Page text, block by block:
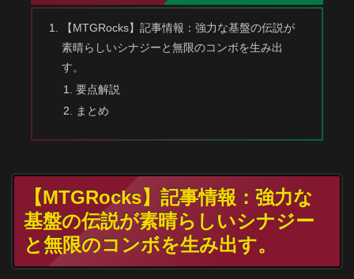
【MTGRocks】記事情報：強力な基盤の伝説が
素晴らしいシナジーと無限のコンボを生み出
す。
要点解説
まとめ
【MTGRocks】記事情報：強力な
基盤の伝説が素晴らしいシナジー
と無限のコンボを生み出す。